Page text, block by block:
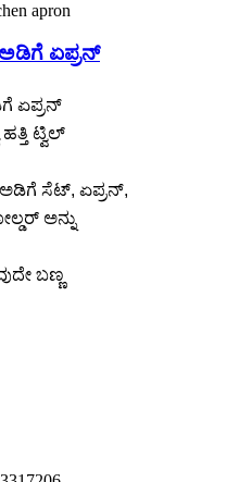
ಏಪ್ರನ್
ಏಪ್ರನ್
ಹತ್ತಿ ಟ್ವಿಲ್
ಸೆಟ್, ಏಪ್ರನ್,
ಅನ್ನು
ಬಣ್ಣ